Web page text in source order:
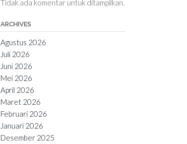
Tidak ada komentar untuk ditampilkan.
ARCHIVES
Agustus 2026
Juli 2026
Juni 2026
Mei 2026
April 2026
Maret 2026
Februari 2026
Januari 2026
Desember 2025